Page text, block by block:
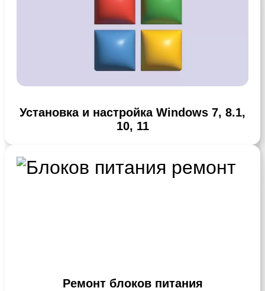
Установка и настройка Windows 7, 8.1,
10, 11
Ремонт блоков питания